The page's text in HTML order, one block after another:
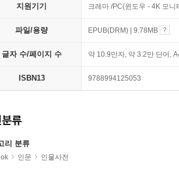
지원기기 크레마 /PC(윈도우 - 4K 모
파일/용량 EPUB(DRM) | 9.78MB
글자 수/페이지 수 약 10.9만자, 약 3.2만 단어,
ISBN13 9788994125053
류
리 분류
인문 인물사전